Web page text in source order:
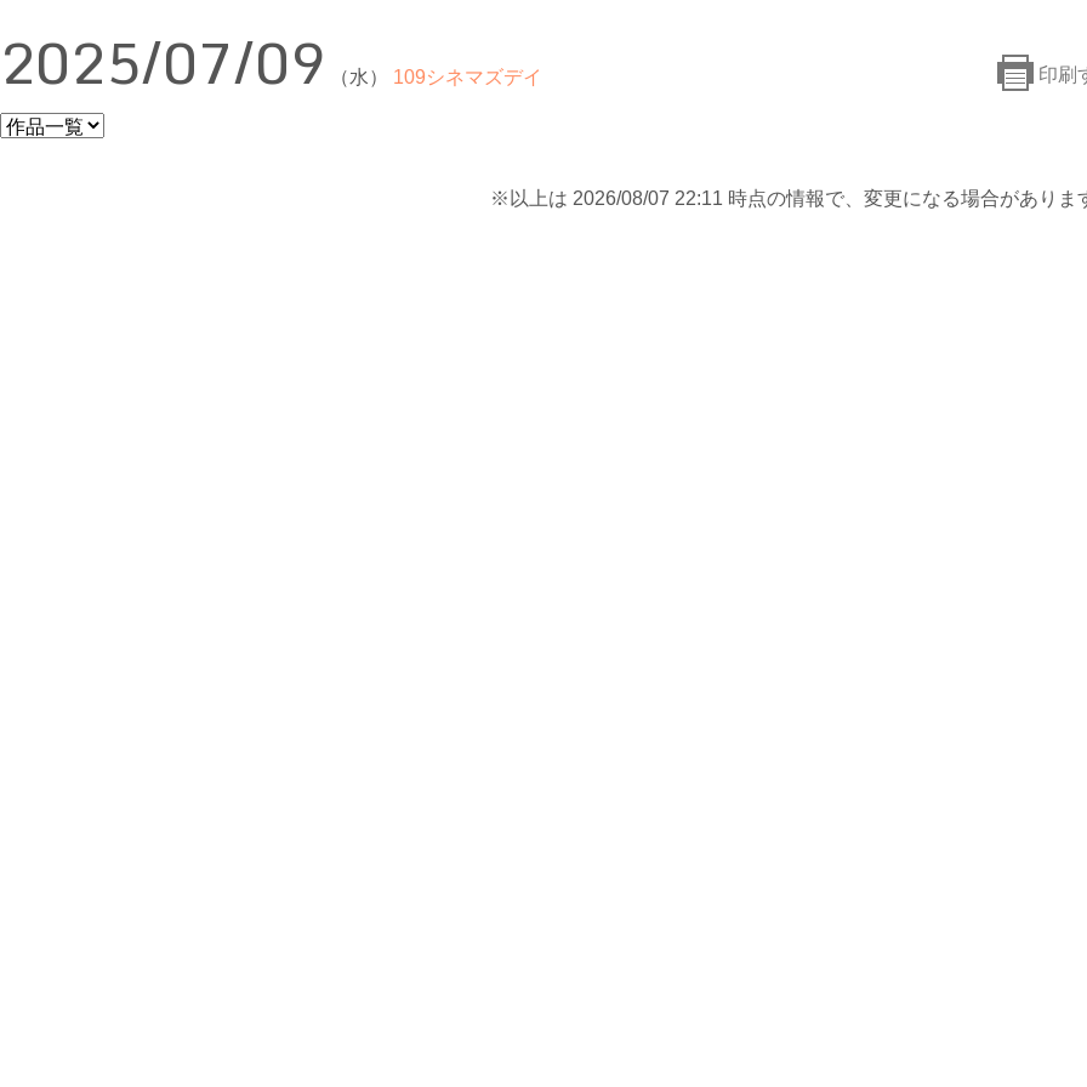
印刷
2025/07/09 （水） 109シネマズデイ
※以上は 2026/08/07 22:11 時点の情報で、変更になる場合がありま